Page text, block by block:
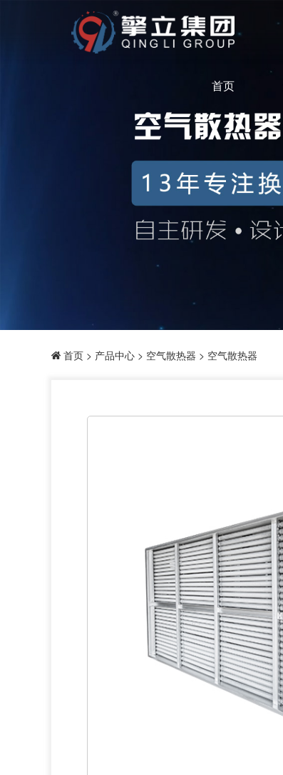
首页
首页 > 产品中心 > 空气散热器 > 空气散热器